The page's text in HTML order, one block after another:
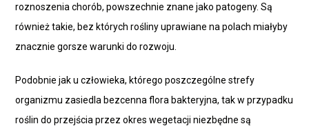
roznoszenia chorób, powszechnie znane jako patogeny. Są
również takie, bez których rośliny uprawiane na polach miałyby
znacznie gorsze warunki do rozwoju.
Podobnie jak u człowieka, którego poszczególne strefy
organizmu zasiedla bezcenna flora bakteryjna, tak w przypadku
roślin do przejścia przez okres wegetacji niezbędne są